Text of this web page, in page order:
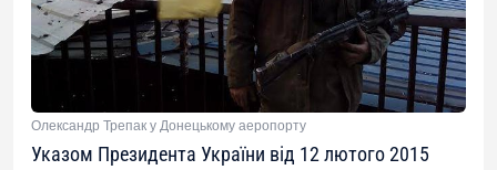
Олександр Трепак у Донецькому аеропорту
Указом Президента України від 12 лютого 2015